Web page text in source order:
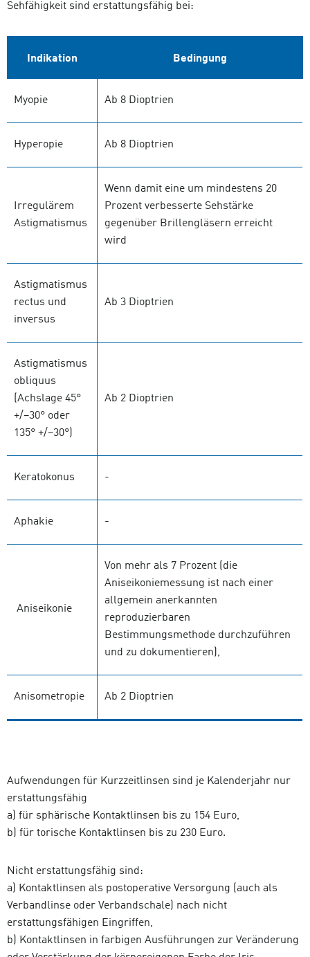
Sehfähigkeit sind erstattungsfähig bei:
Indikation Bedingung
Myopie Ab 8 Dioptrien
Hyperopie Ab 8 Dioptrien
Irregulärem
Astigmatismus
Wenn damit eine um mindestens 20
Prozent verbesserte Sehstärke
gegenüber Brillengläsern erreicht
wird
Astigmatismus
rectus und
inversus
Ab 3 Dioptrien
Astigmatismus
obliquus
(Achslage 45°
+/–30° oder
135° +/–30°)
Ab 2 Dioptrien
Keratokonus -
Aphakie -
Aniseikonie
Von mehr als 7 Prozent (die
Aniseikoniemessung ist nach einer
allgemein anerkannten
reproduzierbaren
Bestimmungsmethode durchzuführen
und zu dokumentieren),
Anisometropie Ab 2 Dioptrien
Aufwendungen für Kurzzeitlinsen sind je Kalenderjahr nur
erstattungsfähig
a) für sphärische Kontaktlinsen bis zu 154 Euro,
b) für torische Kontaktlinsen bis zu 230 Euro.
Nicht erstattungsfähig sind:
a) Kontaktlinsen als postoperative Versorgung (auch als
Verbandlinse oder Verbandschale) nach nicht
erstattungsfähigen Eingriffen,
b) Kontaktlinsen in farbigen Ausführungen zur Veränderung